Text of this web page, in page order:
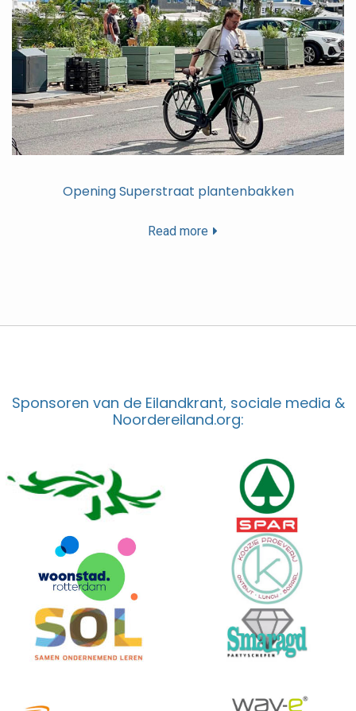
Opening Superstraat plantenbakken
Read more
Sponsoren van de Eilandkrant, sociale media &
Noordereiland.org: